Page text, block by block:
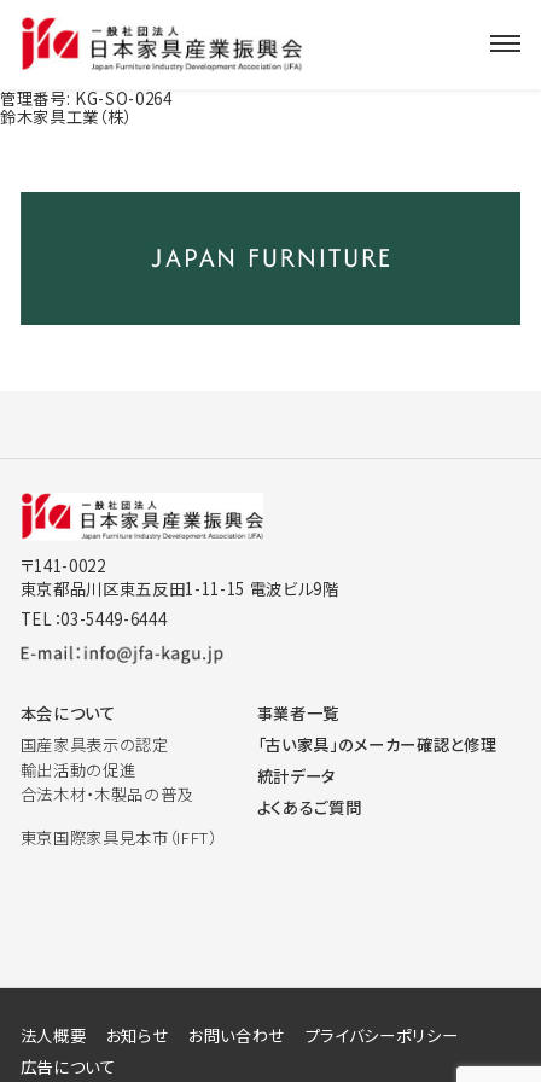
管理番号: KG-SO-0264
鈴木家具工業（株）
〒141-0022
東京都品川区東五反田1-11-15 電波ビル9階
TEL：03-5449-6444
本会について
国産家具表示の認定
輸出活動の促進
合法木材・木製品の普及
東京国際家具見本市（IFFT）
事業者一覧
「古い家具」のメーカー確認と修理
統計データ
よくあるご質問
法人概要 お知らせ お問い合わせ
プライバシーポリシー
広告について